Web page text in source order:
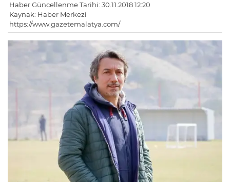
Haber Güncellenme Tarihi: 30.11.2018 12:20
Kaynak: Haber Merkezi
https://www.gazetemalatya.com/